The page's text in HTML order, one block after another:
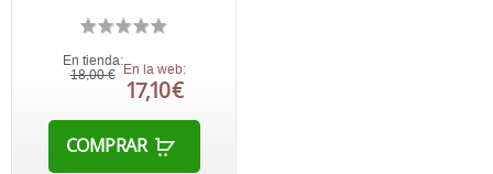
En tienda:
18,00 € En la web:
17,10 €
COMPRAR